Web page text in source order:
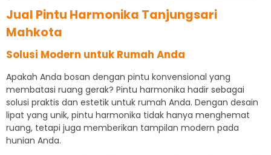
Jual Pintu Harmonika Tanjungsari
Mahkota
Solusi Modern untuk Rumah Anda
Apakah Anda bosan dengan pintu konvensional yang
membatasi ruang gerak? Pintu harmonika hadir sebagai
solusi praktis dan estetik untuk rumah Anda. Dengan desain
lipat yang unik, pintu harmonika tidak hanya menghemat
ruang, tetapi juga memberikan tampilan modern pada
hunian Anda.